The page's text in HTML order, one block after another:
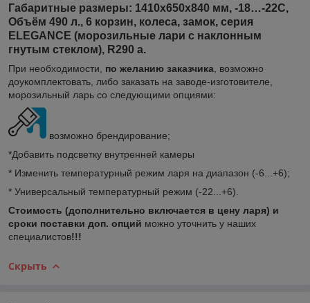
Габаритные размеры: 1410х650х840 мм, -18…-22C,
Объём 490 л., 6 корзин, колеса, замок, серия
ELEGANCE (морозильные лари с наклонным
гнутым стеклом), R290 а.
При необходимости, по желанию заказчика , возможно
доукомплектовать, либо заказать на заводе-изготовителе,
морозильный ларь со следующими опциями:
возможно брендирование;
*Добавить подсветку внутренней камеры
* Изменить температурный режим ларя на диапазон (-6...+6);
* Универсальный температурный режим (-22...+6).
Стоимость (дополнительно включается в цену ларя) и
сроки поставки доп. опций можно уточнить у наших
специалистов!!!
Скрыть